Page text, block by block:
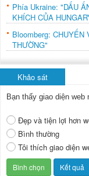
Phía Ukraine: "DẤU
KHÍCH CỦA
Bloomberg: CHUYẾN
THƯỜNG"
Khảo sát
Bạn thấy giao diện web
Đẹp và tiện lợi hơn
Bình thường
Tôi thích giao diện